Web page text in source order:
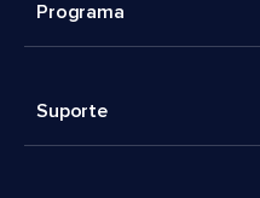
Programa
Suporte